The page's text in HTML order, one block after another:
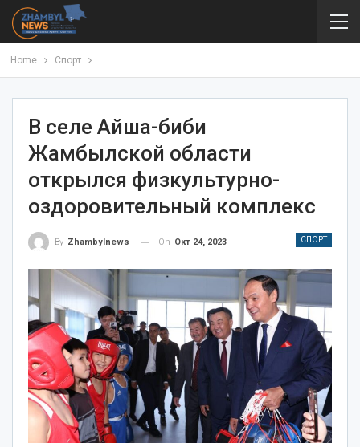
Home Спорт
В селе Айша-биби
Жамбылской области
открылся физкультурно-
оздоровительный комплекс
СПОРТ
By Zhambylnews On Окт 24, 2023